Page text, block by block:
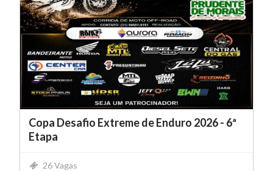
Copa Desafio Extreme de Enduro 2026 - 6ª
Etapa
26 Vagas